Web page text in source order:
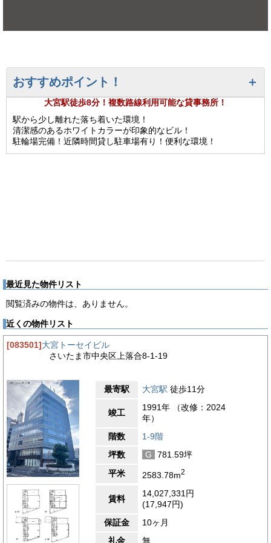
おすすめポイント！
大宮駅徒歩8分！複数路線利用可能な貸事務所！
駅から少し離れた落ち着いた環境！
清潔感のあるホワイトカラーが印象的なビル！
駐輪場完備！近隣時間貸し駐車場有り！便利な環境！
最近見た物件リスト
閲覧済みの物件は、ありません。
近くの物件リスト
[083501]大宮トーセイビル
さいたま市中央区上落合8-1-19
最寄駅 大宮駅 徒歩11分
竣工
1991年 （改修：2024
年）
階数
1-9階
坪数
G
781.59坪
平米
2583.78m2
賃料
14,027,331円
(17,947円)
保証金
10ヶ月
礼金
無